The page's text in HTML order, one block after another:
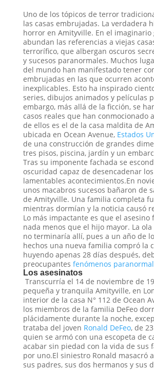
Uno de los tópicos de terror
las casas embrujadas. La verdadera
horror en Amityville. En el imaginario
abundan las referencias a viejas
terrorífico, que albergan oscuros
y sucesos paranormales. Muchos
del mundo han manifestado tener
embrujadas en las que ocurren
inexplicables. Esto ha inspirado
series, dibujos animados y películas
embargo, más allá de la ficción, se
casos reales que han conmocionado
de ellos es el de la casa maldita de
ubicada en Ocean Avenue, Estados
de una construcción de grandes
tres pisos, piscina, jardín y un
Tras su imponente fachada se
oscuridad capaz de desencadenar
lamentables acontecimientos.En
unos macabros sucesos bañaron de
de Amityville. Una familia completa
mientras dormían y la noticia causó
Lo más impactante es que el asesino
nada menos que el hijo mayor. La
no terminaría allí, pues a un año de
hechos una nueva familia compró la
huyendo apenas 28 días después,
preocupantes fenómenos
Los asesinatos
Transcurría el 14 de noviembre de
pequeña y tranquila Amityville, en
interior de la casa N° 112 de Ocean
los miembros de la familia DeFeo
plácidamente durante la noche,
trataba del joven Ronald DeFeo, de
quien se armó con una escopeta de
acabar sin piedad con la vida de sus
por uno.El siniestro Ronald masacró
sus padres, sus dos hermanos y sus